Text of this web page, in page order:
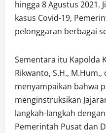
hingga 8 Agustus 2021.
kasus Covid-19,
pelonggaran berbagai
Sementara itu Kapolda
Rikwanto, S.H.,
menyampaikan bahwa
menginstruksikan
langkah-langkah
Pemerintah Pusat dan